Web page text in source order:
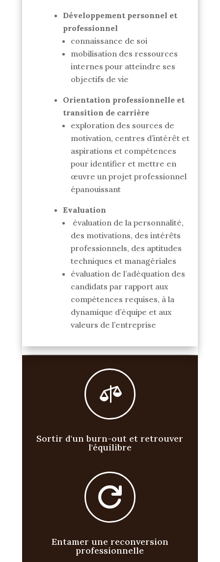
Développement personnel et
professionnel
connaissance de soi
mobilisation des ressources
internes pour atteindre ses
objectifs de vie
Orientation professionnelle et
transition de carrière
exploration des sources de
motivation, centres d’intérêt et
aspirations et compétences
pour identifier et mettre en
œuvre un projet professionnel
épanouissant
Evaluation
évaluation de la personnalité,
des motivations, des intérêts
professionnels, des aptitudes
techniques et managériales
évaluation de l’adéquation des
candidats par rapport aux
compétences requises, à la
dynamique d’équipe et aux
valeurs de l’entreprise

Sortir d'un burn-out et retrouver
l'équilibre

Entamer une reconversion
professionnelle